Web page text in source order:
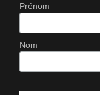
Prénom
Nom